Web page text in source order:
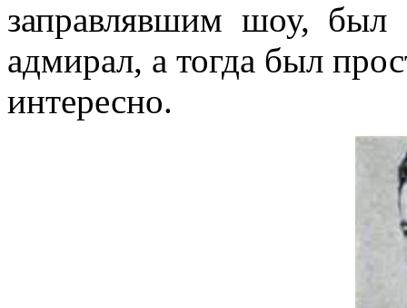
заправлявшим шоу,
адмирал, а тогда был
интересно.